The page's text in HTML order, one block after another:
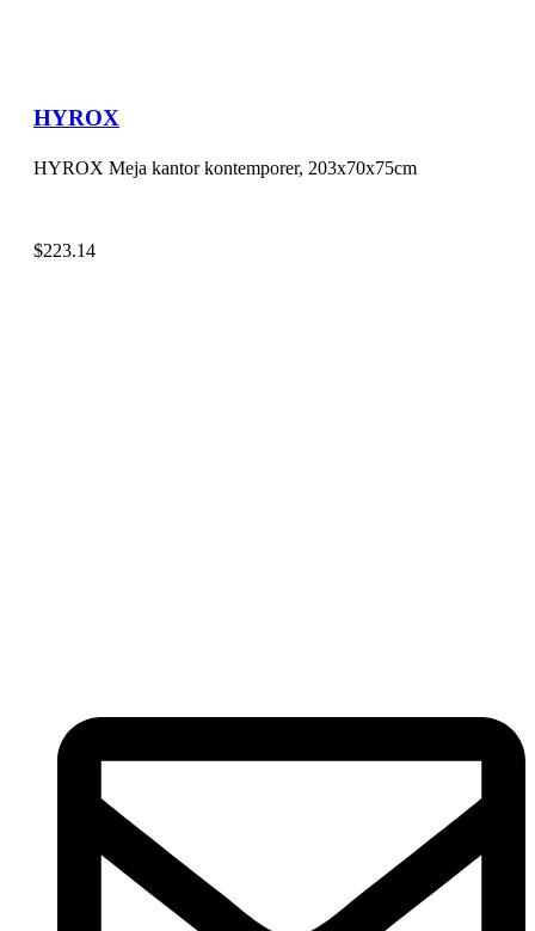
HYROX
HYROX Meja kantor kontemporer, 203x70x75cm
$223.14